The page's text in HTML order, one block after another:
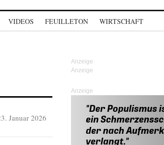
VIDEOS FEUILLETON WIRTSCHAFT
Januar 2026
Anzeige